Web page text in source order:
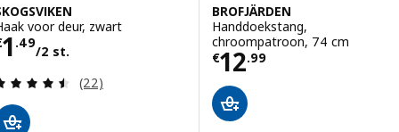
voor deur, zwart
1 .49
/2 st.
€ 1.49/2 st.
Beoordeling: 4.5 van 5 sterren. Totaal
(22)
BROFJÄRDEN
Handdoekstang,
chroompatroon, 74 cm
€12.99
Prijs € 12.99